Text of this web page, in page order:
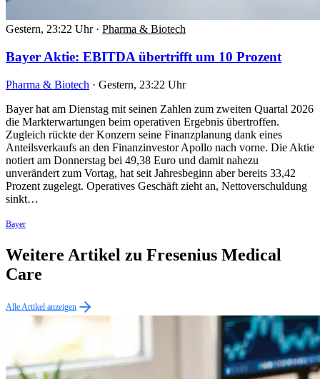
Gestern, 23:22 Uhr · Pharma & Biotech
Bayer Aktie: EBITDA übertrifft um 10 Prozent
Pharma & Biotech · Gestern, 23:22 Uhr
Bayer hat am Dienstag mit seinen Zahlen zum zweiten Quartal 2026
die Markterwartungen beim operativen Ergebnis übertroffen.
Zugleich rückte der Konzern seine Finanzplanung dank eines
Anteilsverkaufs an den Finanzinvestor Apollo nach vorne. Die Aktie
notiert am Donnerstag bei 49,38 Euro und damit nahezu
unverändert zum Vortag, hat seit Jahresbeginn aber bereits 33,42
Prozent zugelegt. Operatives Geschäft zieht an, Nettoverschuldung
sinkt…
Bayer
Weitere Artikel zu Fresenius Medical
Care
Alle Artikel anzeigen